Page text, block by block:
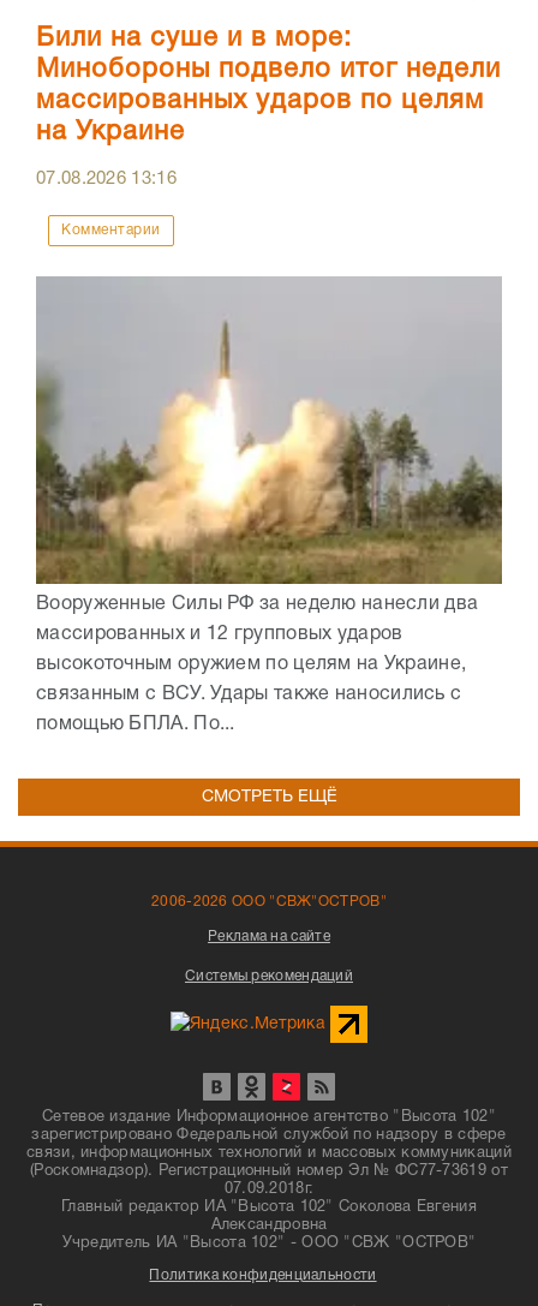
Били на суше и в море:
Минобороны подвело итог недели
массированных ударов по целям
на Украине
07.08.2026 13:16
Комментарии
Вооруженные Силы РФ за неделю нанесли два
массированных и 12 групповых ударов
высокоточным оружием по целям на Украине,
связанным с ВСУ. Удары также наносились с
помощью БПЛА. По...
СМОТРЕТЬ ЕЩЁ
2006-2026 ООО "СВЖ"ОСТРОВ"
Реклама на сайте
Системы рекомендаций
Сетевое издание Информационное агентство "Высота 102"
зарегистрировано Федеральной службой по надзору в сфере
связи, информационных технологий и массовых коммуникаций
(Роскомнадзор). Регистрационный номер Эл № ФС77-73619 от
07.09.2018г.
Главный редактор ИА "Высота 102" Соколова Евгения
Александровна
Учредитель ИА "Высота 102" - ООО "СВЖ "ОСТРОВ"
Политика конфиденциальности